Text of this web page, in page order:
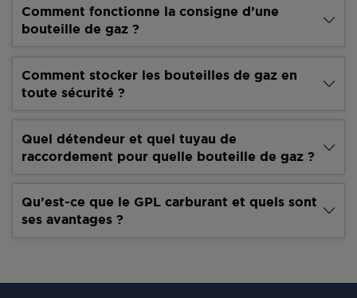
Comment fonctionne la consigne d’une
bouteille de gaz ?
Comment stocker les bouteilles de gaz en
toute sécurité ?
Quel détendeur et quel tuyau de
raccordement pour quelle bouteille de gaz ?
Qu’est-ce que le GPL carburant et quels sont
ses avantages ?